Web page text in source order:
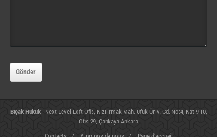
Email
Address (gerekli)
Gönder
Bıçak Hukuk- Next Level Loft Ofis, Kızılırmak Mah. Ufuk Üniv. Cd. No:4, Kat 9-10,
Ofis 29, Çankaya-Ankara